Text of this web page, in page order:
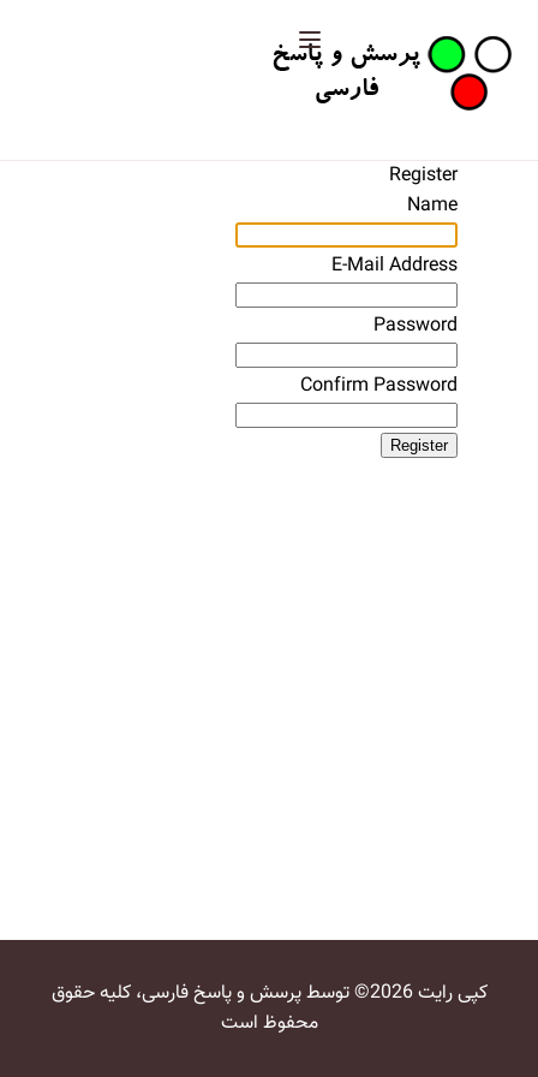
Register
Name
E-Mail Address
Password
Confirm Password
Register
کپی رایت 2026© توسط پرسش و پاسخ فارسی، کلیه حقوق
محفوظ است